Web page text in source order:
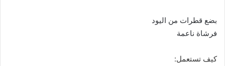
بضع قطرات من اليود
فرشاة ناعمة
كيف تستعمل: